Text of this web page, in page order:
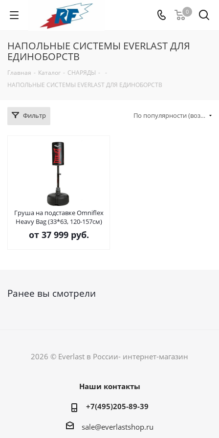
0
НАПОЛЬНЫЕ СИСТЕМЫ EVERLAST ДЛЯ
ЕДИНОБОРСТВ
Главная - Каталог - СНАРЯДЫ -
-
НАПОЛЬНЫЕ СИСТЕМЫ EVERLAST ДЛЯ ЕДИНОБОРСТВ
Фильтр По популярности (возрастание)
Груша на подставке Omniflex
Heavy Bag (33*63, 120-157см)
от 37 999 руб.
Ранее вы смотрели
2026 © Everlast в России- интернет-магазин
Наши контакты
+7(495)205-89-39
sale@everlastshop.ru